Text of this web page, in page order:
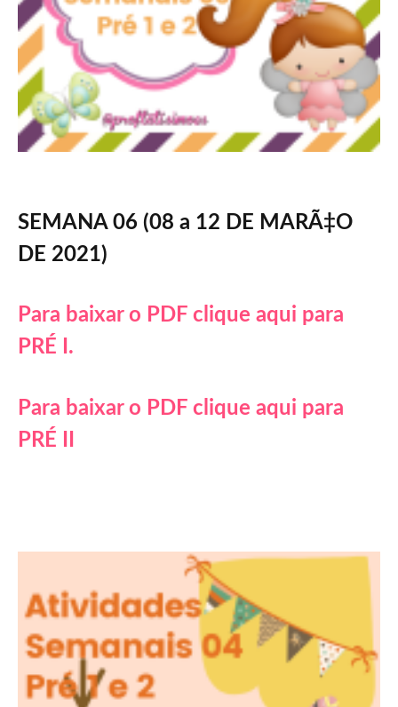
SEMANA 06 (08 a 12 DE MARÃ‡O
DE 2021)
Para baixar o PDF clique aqui para
PRÉ I.
Para baixar o PDF clique aqui para
PRÉ II